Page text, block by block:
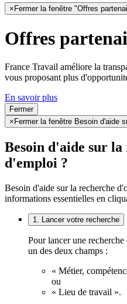
× Fermer la fenêtre "Offres
Offres
France Travail améliore la
vous proposant plus
En savoir plus
Fermer
× Fermer la fenêtre Besoin d'aide
Besoin d'aide sur
d'emploi ?
Besoin d'aide sur la recherche
informations essentielles en
1. Lancer votre recherche
Pour lancer une
un des deux champs :
« Métier,
ou
« Lieu de travail ».